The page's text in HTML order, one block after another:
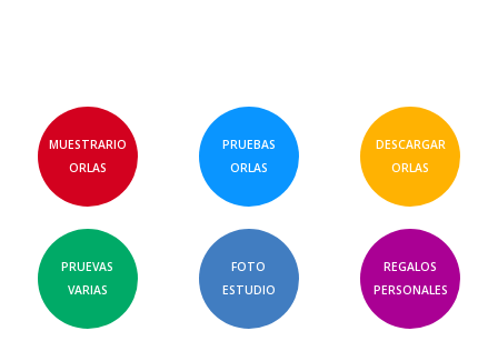
MUESTRARIO
ORLAS
PRUEBAS
ORLAS
DESCARGAR
ORLAS
PRUEVAS
VARIAS
FOTO
ESTUDIO
REGALOS
PERSONALES